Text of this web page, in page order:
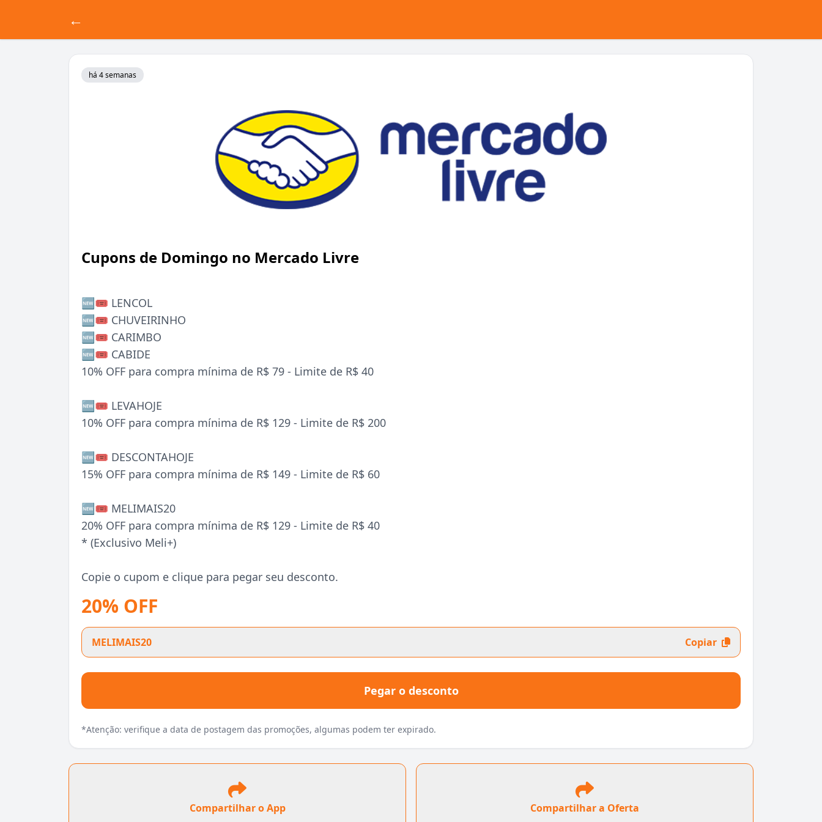
←
há 4 semanas
Cupons de Domingo no Mercado Livre
🆕🎟️ LENCOL
🆕🎟️ CHUVEIRINHO
🆕🎟️ CARIMBO
🆕🎟️ CABIDE
10% OFF para compra mínima de R$ 79 - Limite de R$ 40
🆕🎟️ LEVAHOJE
10% OFF para compra mínima de R$ 129 - Limite de R$ 200
🆕🎟️ DESCONTAHOJE
15% OFF para compra mínima de R$ 149 - Limite de R$ 60
🆕🎟️ MELIMAIS20
20% OFF para compra mínima de R$ 129 - Limite de R$ 40
* (Exclusivo Meli+)
Copie o cupom e clique para pegar seu desconto.
20% OFF
MELIMAIS20 Copiar
Pegar o desconto
*Atenção: verifique a data de postagem das promoções, algumas podem ter expirado.
Compartilhar o App Compartilhar a Oferta